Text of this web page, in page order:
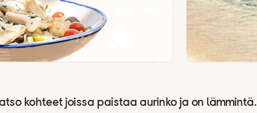
kohteet joissa paistaa aurinko ja on lämmintä.